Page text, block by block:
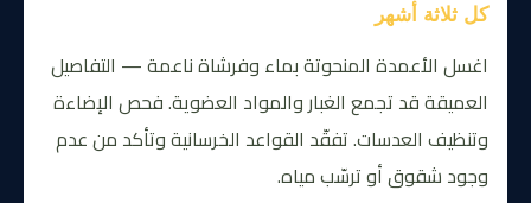
كل ثلاثة أشهر
اغسل الأعمدة المنحوتة بماء وفرشاة ناعمة — التفاصيل
العميقة قد تجمع الغبار والمواد العضوية. فحص الإضاءة
وتنظيف العدسات. تفقّد القواعد الخرسانية وتأكد من عدم
وجود شقوق أو ترسّب مياه.